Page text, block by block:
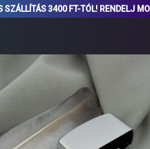
SZÁLLÍTÁS 3400 FT-TÓL! RENDELJ